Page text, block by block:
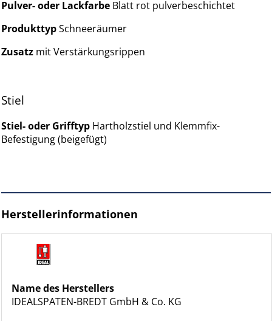
Pulver- oder Lackfarbe Blatt rot pulverbeschichtet
ProdukttypSchneeräumer
Zusatz mit Verstärkungsrippen
Stiel
Stiel- oder Grifftyp Hartholzstiel und Klemmfix-
Befestigung (beigefügt)
Herstellerinformationen
Name des Herstellers
IDEALSPATEN-BREDT GmbH & Co. KG